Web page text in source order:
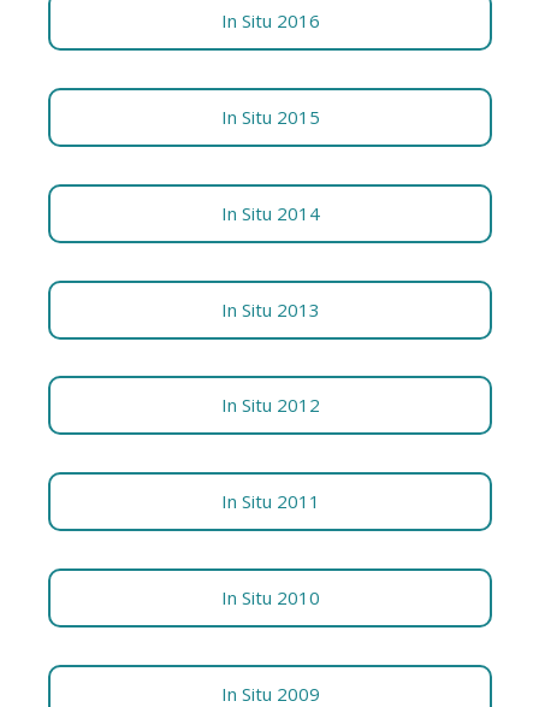
In Situ 2016
In Situ 2015
In Situ 2014
In Situ 2013
In Situ 2012
In Situ 2011
In Situ 2010
In Situ 2009